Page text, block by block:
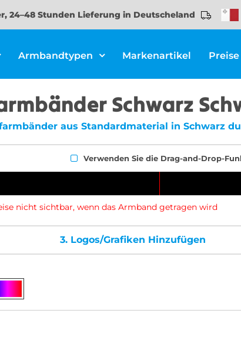
24–48 Stunden Lieferung in Deutscheland
Armbandtypen Markenartikel Preise
Schwarz
aus Standardmaterial in Schwarz
Verwenden Sie die Drag-and-Drop-
nicht sichtbar, wenn das Armband getragen wird
3. Logos/Grafiken Hinzufügen